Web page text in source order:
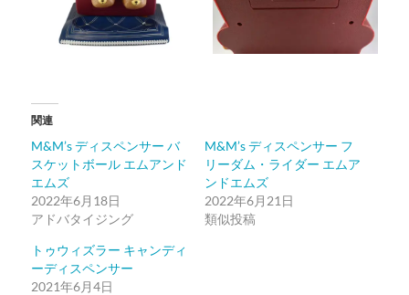
関連
M&M’s ディスペンサー バ
スケットボール エムアンド
エムズ
2022年6月18日
アドバタイジング
M&M’s ディスペンサー フ
リーダム・ライダー エムア
ンドエムズ
2022年6月21日
類似投稿
トゥウィズラー キャンディ
ーディスペンサー
2021年6月4日